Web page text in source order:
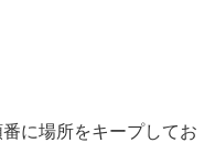
に場所をキープしてお